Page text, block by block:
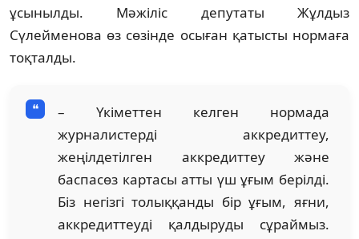
ұсынылды. Мәжіліс депутаты Жұлдыз
Сүлейменова өз сөзінде осыған қатысты нормаға
тоқталды.
– Үкіметтен келген нормада
журналистерді аккредиттеу,
жеңілдетілген аккредиттеу және
баспасөз картасы атты үш ұғым берілді.
Біз негізгі толыққанды бір ұғым, яғни,
аккредиттеуді қалдыруды сұраймыз.